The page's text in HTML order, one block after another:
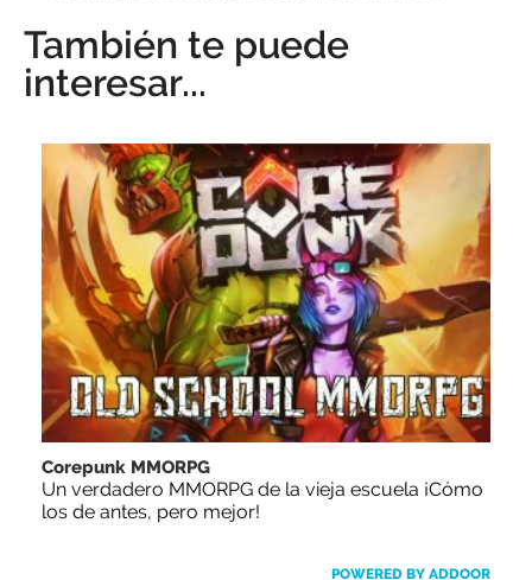
También te puede
interesar...
Corepunk MMORPG
Un verdadero MMORPG de la vieja escuela ¡Cómo
los de antes, pero mejor!
POWERED BY ADDOOR